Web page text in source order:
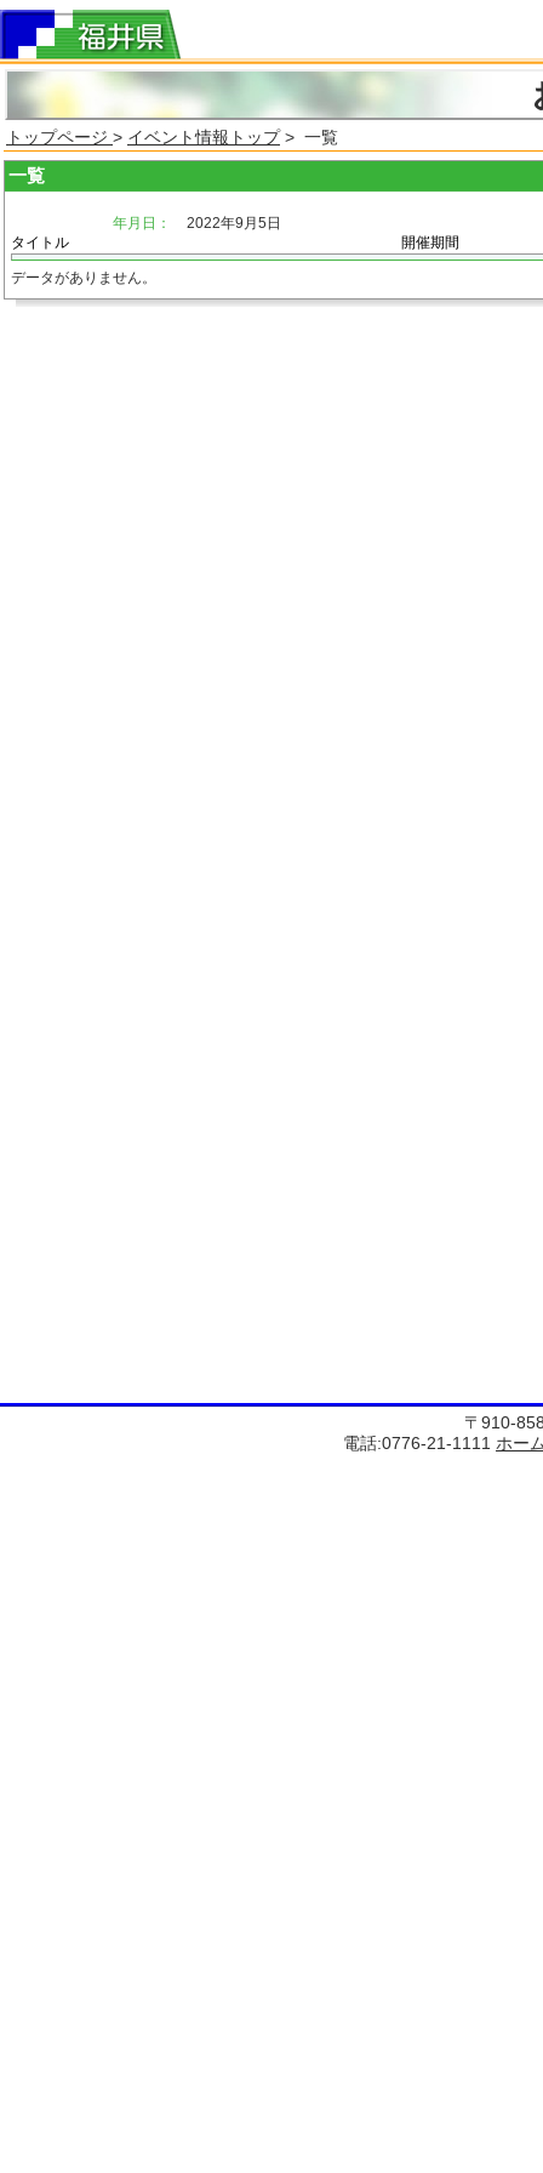
トップページ > イベント情報トップ> 一覧
一覧
年月日：
2022年9月5日
タイトル
開催期間
データがありません。
〒910-
電話:0776-21-1111 ホー